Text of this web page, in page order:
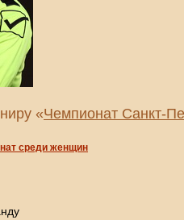
«Чемпионат Санкт-
среди женщин